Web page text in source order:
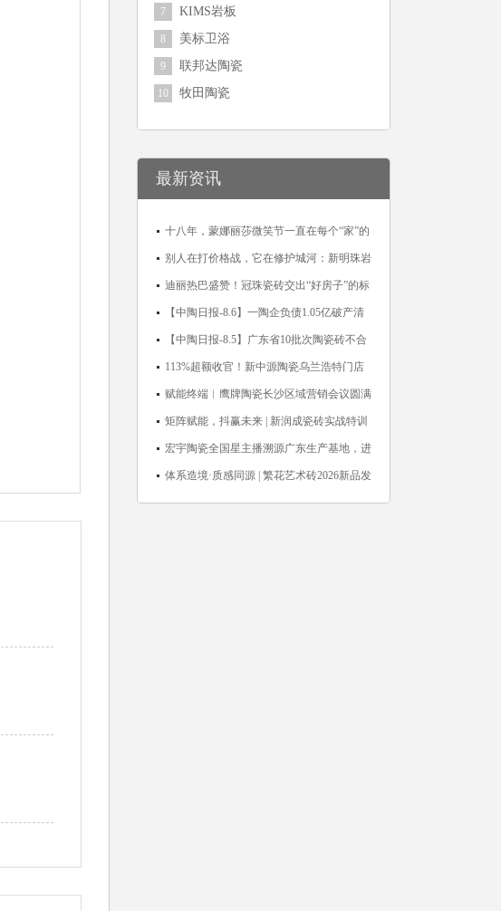
7 KIMS岩板
8 美标卫浴
9 联邦达陶瓷
10 牧田陶瓷
最新资讯
十八年，蒙娜丽莎微笑节一直在每个“家”的
故事里
别人在打价格战，它在修护城河：新明珠岩
板的逆势密码
迪丽热巴盛赞！冠珠瓷砖交出“好房子”的标
准答卷
【中陶日报-8.6】一陶企负债1.05亿破产清
算；东鹏拟延长基金投资期限；工信部开展
建陶行业能效领跑者企业推荐工作
【中陶日报-8.5】广东省10批次陶瓷砖不合
格；科达购买特福国际股份申请未通过；蒙
娜丽莎5千万回购股份；建霖家居海外产能
突破18亿元
113%超额收官！新中源陶瓷乌兰浩特门店
周年活动圆满落幕
赋能终端︱鹰牌陶瓷长沙区域营销会议圆满
举行，共探渠道拓展与门店升级新路径
矩阵赋能，抖赢未来 | 新润成瓷砖实战特训
营成功举办，吹响品牌秋季营销冲锋号！
宏宇陶瓷全国星主播溯源广东生产基地，进
阶ROI长效变现新路径
体系造境·质感同源 | 繁花艺术砖2026新品发
布媒体见面会圆满举行